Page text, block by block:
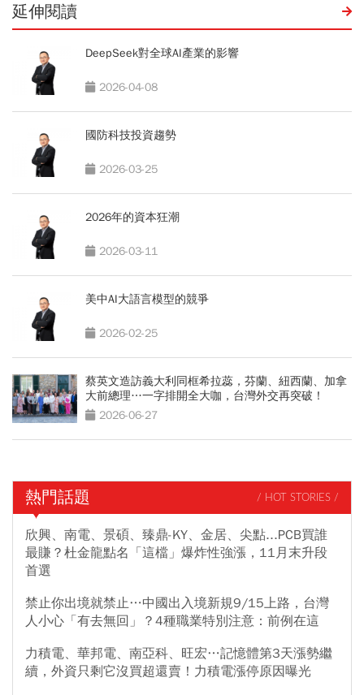
延伸閱讀
DeepSeek對全球AI產業的影響
2026-04-08
國防科技投資趨勢
2026-03-25
2026年的資本狂潮
2026-03-11
美中AI大語言模型的競爭
2026-02-25
蔡英文造訪義大利同框希拉蕊，芬蘭、紐西蘭、加拿
大前總理…一字排開全大咖，台灣外交再突破！
2026-06-27
熱門話題 / HOT STORIES /
欣興、南電、景碩、臻鼎-KY、金居、尖點...PCB買誰
最賺？杜金龍點名「這檔」爆炸性強漲，11月末升段
首選
禁止你出境就禁止…中國出入境新規9/15上路，台灣
人小心「有去無回」？4種職業特別注意：前例在這
力積電、華邦電、南亞科、旺宏…記憶體第3天漲勢繼
續，外資只剩它沒買超還賣！力積電漲停原因曝光